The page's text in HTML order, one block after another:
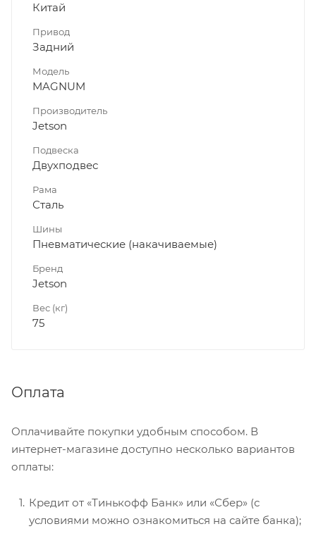
Китай
Привод
Задний
Модель
MAGNUM
Производитель
Jetson
Подвеска
Двухподвес
Рама
Сталь
Шины
Пневматические (накачиваемые)
Бренд
Jetson
Вес (кг)
75
Оплата
Оплачивайте покупки удобным способом. В
интернет-магазине доступно несколько вариантов
оплаты:
Кредит от «Тинькофф Банк» или «Сбер» (с
условиями можно ознакомиться на сайте банка);